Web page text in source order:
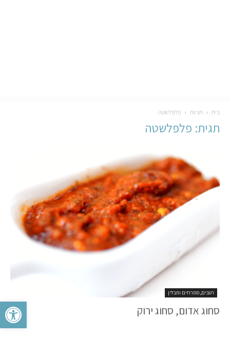
פתח
בית תגיות פלפלשטה
תגית: פלפלשטה
רטבים, ממרחים ותבלין
סחוג אדום, סחוג ירוק